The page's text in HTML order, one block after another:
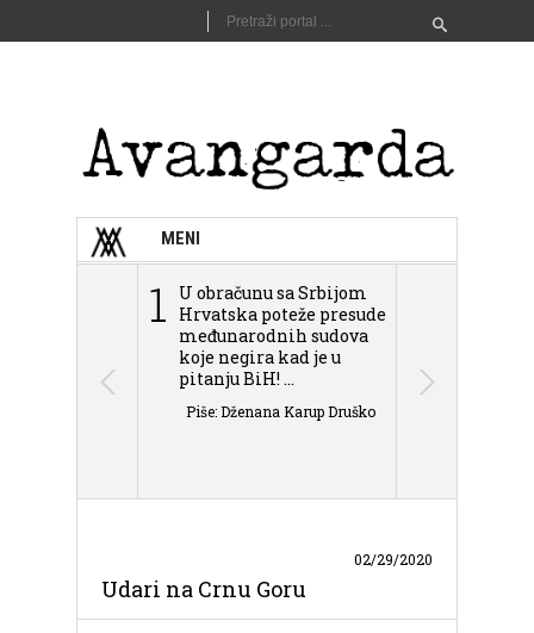
MENI
1
U obračunu sa Srbijom
Hrvatska poteže presude
međunarodnih sudova
koje negira kad je u
pitanju BiH! ...
Piše: Dženana Karup Druško
Udari na Crnu Goru
02/29/2020